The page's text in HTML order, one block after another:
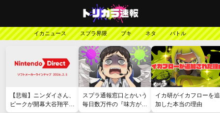
イカニュース スプラ界隈 ブキ ネタ バトル
【悲報】ニンダイさん、
ピークが開幕大谷翔平の
スプラ通報窓口とかいう
毎日数万件の『味方が弱
イカ研がイカフローを追
加した本当の理由